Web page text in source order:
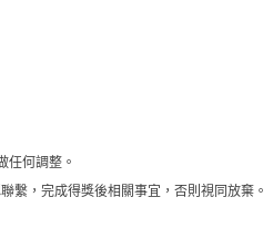
任何調整。
繫，完成得獎後相關事宜，否則視同放棄。